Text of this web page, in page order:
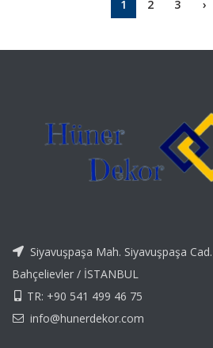
1 2 3 ›
Siyavuşpaşa Mah. Siyavuşpaşa
Bahçelievler / İSTANBUL
TR: +90 541 499 46 75
info@hunerdekor.com